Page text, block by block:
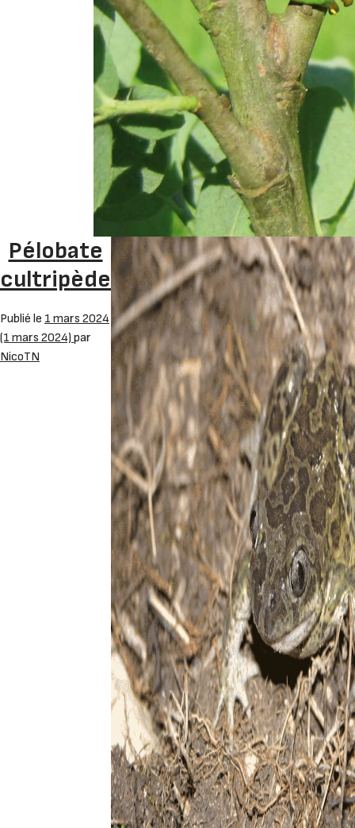
Pélobate
cultripède
Publié le 1 mars 2024
(1 mars 2024) par
NicoTN